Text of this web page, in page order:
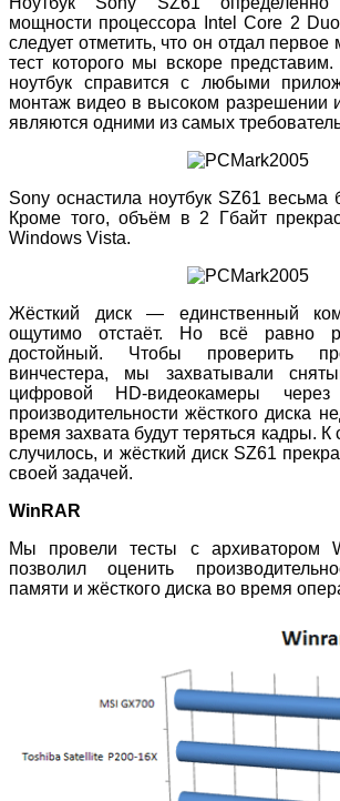
мощности процессора Intel Core 2
следует отметить, что он отдал первое
тест которого мы вскоре
ноутбук справится с любыми
монтаж видео в высоком разрешении
являются одними из самых
Sony оснастила ноутбук SZ61 весьма
Кроме того, объём в 2 Гбайт
Windows Vista.
Жёсткий диск — единственный
ощутимо отстаёт. Но всё равно
достойный. Чтобы проверить
винчестера, мы захватывали
цифровой HD-видеокамеры
производительности жёсткого диска
время захвата будут теряться кадры. К
случилось, и жёсткий диск SZ61
своей задачей.
WinRAR
Мы провели тесты с архиватором
позволил оценить
памяти и жёсткого диска во время